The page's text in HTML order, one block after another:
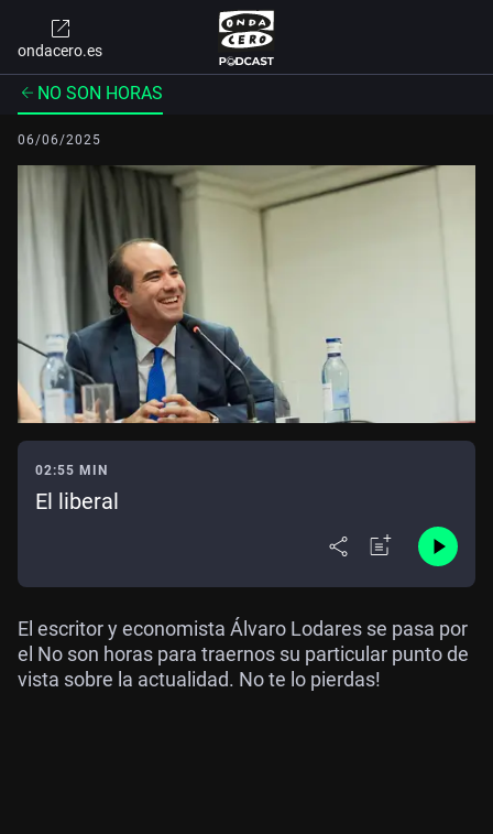
ondacero.es
NO SON HORAS
06/06/2025
02:55 MIN
El liberal
El escritor y economista Álvaro Lodares se pasa por
el No son horas para traernos su particular punto de
vista sobre la actualidad. No te lo pierdas!